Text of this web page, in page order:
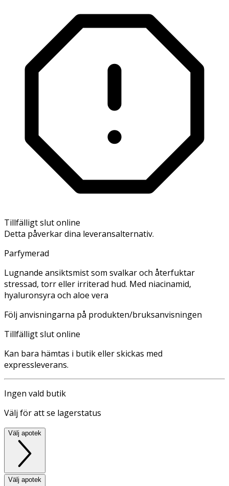
Tillfälligt slut online
Detta påverkar dina leveransalternativ.
Parfymerad
Lugnande ansiktsmist som svalkar och återfuktar
stressad, torr eller irriterad hud. Med niacinamid,
hyaluronsyra och aloe vera
Följ anvisningarna på produkten/bruksanvisningen
Tillfälligt slut online
Kan bara hämtas i butik eller skickas med
expressleverans.
Ingen vald butik
Välj för att se lagerstatus
Välj apotek
Välj apotek